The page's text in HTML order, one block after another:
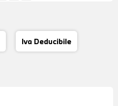
Iva Deducibile